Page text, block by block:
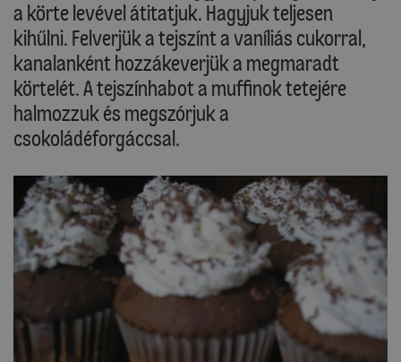
a körte levével átitatjuk. Hagyjuk teljesen
kihűlni. Felverjük a tejszínt a vaníliás cukorral,
kanalanként hozzákeverjük a megmaradt
körtelét. A tejszínhabot a muffinok tetejére
halmozzuk és megszórjuk a
csokoládéforgáccsal.